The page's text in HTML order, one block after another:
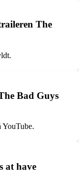
The
Bad Guys
YouTube.
at have